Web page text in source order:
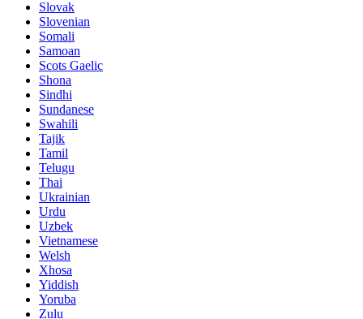
Slovak
Slovenian
Somali
Samoan
Scots Gaelic
Shona
Sindhi
Sundanese
Swahili
Tajik
Tamil
Telugu
Thai
Ukrainian
Urdu
Uzbek
Vietnamese
Welsh
Xhosa
Yiddish
Yoruba
Zulu